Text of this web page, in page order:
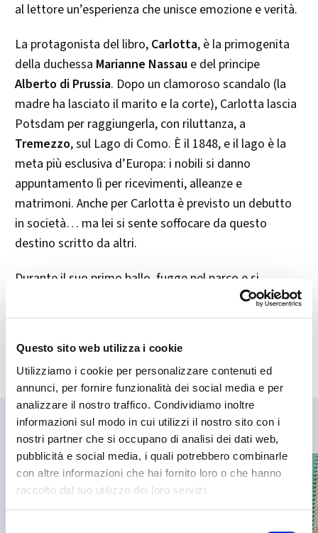
Questo sito web utilizza i cookie
Utilizziamo i cookie per personalizzare contenuti ed
annunci, per fornire funzionalità dei social media e per
analizzare il nostro traffico. Condividiamo inoltre
informazioni sul modo in cui utilizzi il nostro sito con i
nostri partner che si occupano di analisi dei dati web,
pubblicità e social media, i quali potrebbero combinarle
con altre informazioni che hai fornito loro o che hanno
raccolto dal tuo utilizzo dei loro servizi.
al lettore un’esperienza che unisce emozione e verità.
La protagonista del libro, Carlotta, è la primogenita
della duchessa Marianne Nassau e del principe
Alberto di Prussia. Dopo un clamoroso scandalo (la
madre ha lasciato il marito e la corte), Carlotta lascia
Potsdam per raggiungerla, con riluttanza, a
Tremezzo, sul Lago di Como. È il 1848, e il lago è la
meta più esclusiva d’Europa: i nobili si danno
appuntamento lì per ricevimenti, alleanze e
matrimoni. Anche per Carlotta è previsto un debutto
in società… ma lei si sente soffocare da questo
destino scritto da altri.
Durante il suo primo ballo, fugge nel parco e si
, duca di Sassonia Meiningen:
affascinante, scontroso, misterioso. Lui sembra
tenerla lontana.